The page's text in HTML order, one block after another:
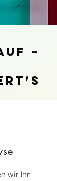
–
wir Ihr